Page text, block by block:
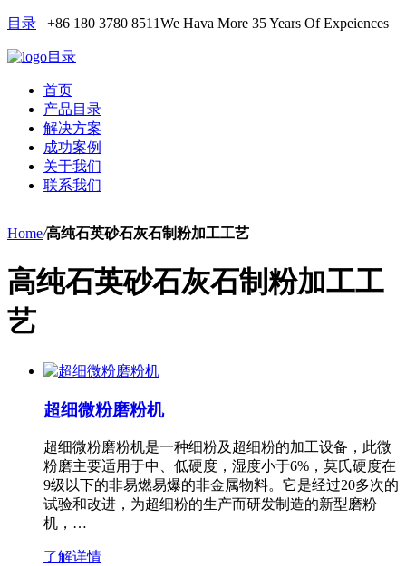
目录 +86 180 3780 8511We Hava More 35 Years Of Expeiences
目录
首页
产品目录
解决方案
成功案例
关于我们
联系我们
Home/高纯石英砂石灰石制粉加工工艺
高纯石英砂石灰石制粉加工工
艺
超细微粉磨粉机
超细微粉磨粉机是一种细粉及超细粉的加工设备，此微
粉磨主要适用于中、低硬度，湿度小于6%，莫氏硬度在
9级以下的非易燃易爆的非金属物料。它是经过20多次的
试验和改进，为超细粉的生产而研发制造的新型磨粉
机，…
了解详情